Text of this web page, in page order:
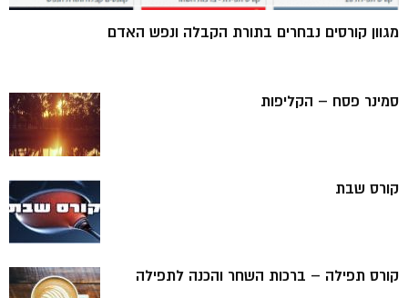
מגוון קורסים נבחרים בתורת הקבלה ונפש האדם
סמינר פסח – הקליפות
קורס שבת
קורס תפילה – ברכות השחר והכנה לתפילה